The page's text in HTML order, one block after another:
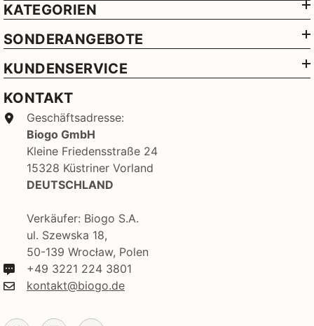
KATEGORIEN
SONDERANGEBOTE
KUNDENSERVICE
KONTAKT
Geschäftsadresse:
Biogo GmbH
Kleine Friedensstraße 24
15328 Küstriner Vorland
DEUTSCHLAND
Verkäufer: Biogo S.A.
ul. Szewska 18,
50-139 Wrocław, Polen
+49 3221 224 3801
kontakt@biogo.de